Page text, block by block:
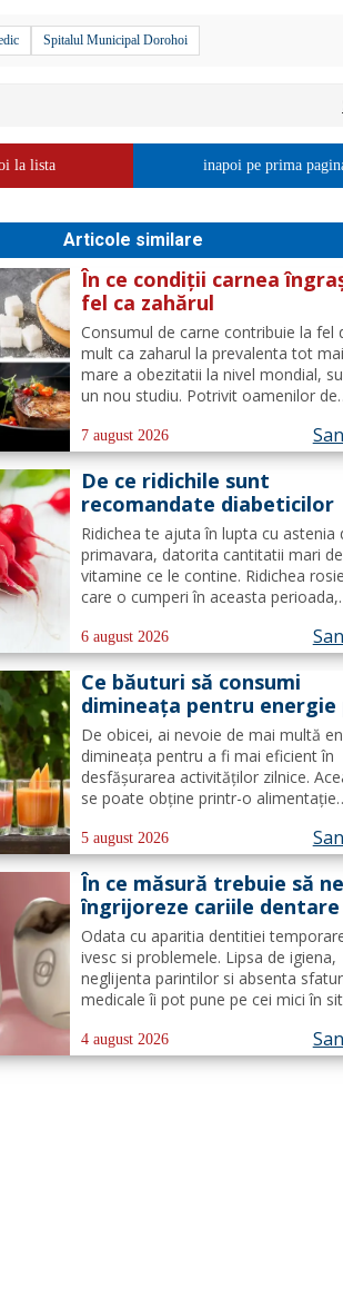
Spitalul Municipal Dorohoi
la lista inapoi pe prima
Articole similare
În ce condiții carnea
fel ca zahărul
Consumul de carne contribuie la fel
mult ca zaharul la prevalenta tot mai
mare a obezitatii la nivel mondial,
un nou studiu. Potrivit oamenilor de
grasimile si carbohidratii ne pot oferi
suficienta energie pentru a satisface
cererile...
7 august 2026
De ce ridichile sunt
recomandate diabeticilor
Ridichea te ajuta în lupta cu astenia
primavara, datorita cantitatii mari de
vitamine ce le contine. Ridichea
care o cumperi în aceasta perioada,
proportie de 25%, vitamina B, acid
potasiu, magneziu si multe alte
componente ce-ti sunt de...
6 august 2026
Ce băuturi să consumi
dimineața pentru energie
tot parcursul zilei?
De obicei, ai nevoie de mai multă
dimineața pentru a fi mai eficient în
desfășurarea activităților zilnice.
se poate obține printr-o alimentație
Citește despre băuturile care pot
energie dimineața. În general,
aleg să bea cafea...
5 august 2026
În ce măsură trebuie să ne
îngrijoreze cariile dentare
copii
Odata cu aparitia dentitiei
ivesc si problemele. Lipsa de igiena,
neglijenta parintilor si absenta
medicale îi pot pune pe cei mici în
de lapte se pot caria asemenea
permanenti, diferenta mare este ca
4 august 2026